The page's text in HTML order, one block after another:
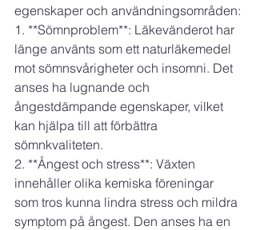
egenskaper och användningsområden:
1. **Sömnproblem**: Läkevänderot har
länge använts som ett naturläkemedel
mot sömnsvårigheter och insomni. Det
anses ha lugnande och
ångestdämpande egenskaper, vilket
kan hjälpa till att förbättra
sömnkvaliteten.
2. **Ångest och stress**: Växten
innehåller olika kemiska föreningar
som tros kunna lindra stress och mildra
symptom på ångest. Den anses ha en